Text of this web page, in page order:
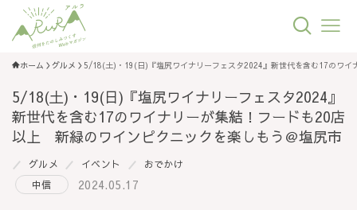
ホーム グルメ 5/18(土)・19(日)『塩尻ワイナリーフェスタ2024』新世代を含む17のワ
5/18(土)・19(日)『塩尻ワイナリーフェスタ2024』
新世代を含む17のワイナリーが集結！フードも20店
以上 新緑のワインピクニックを楽しもう＠塩尻市
グルメ イベント
おでかけ
中信
2024.05.17